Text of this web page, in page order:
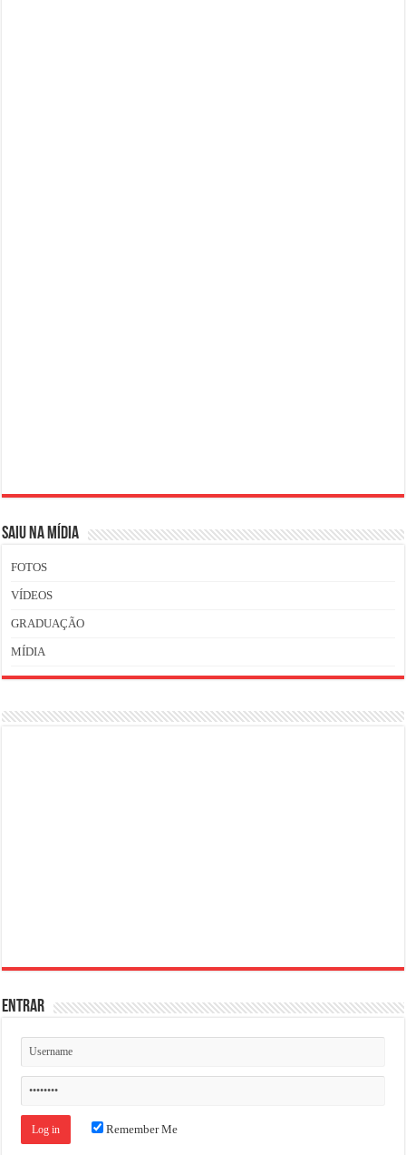
SAIU NA MÍDIA
FOTOS
VÍDEOS
GRADUAÇÃO
MÍDIA
ENTRAR
Remember Me